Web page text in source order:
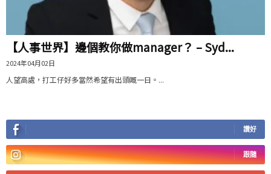
【人事世界】邊個教你做manager？ – Syd...
2024年04月02日
人望高處，打工仔好多當然希望有出頭嘅一日。...
讚好
跟隨